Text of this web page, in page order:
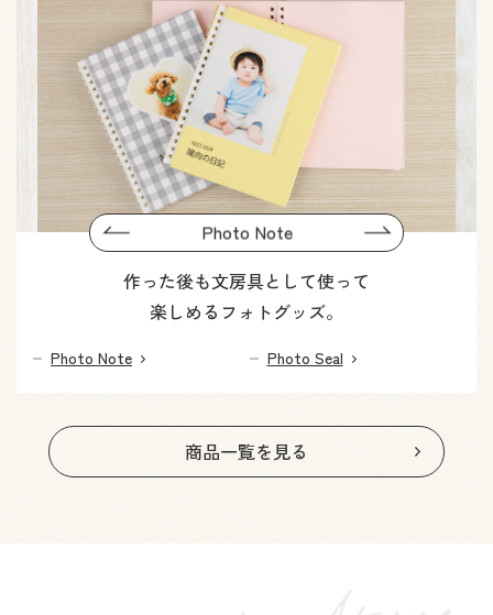
Photo Note
Next
作った後も文房具として使って
楽しめるフォトグッズ。
Photo Note Photo Seal
商品一覧を見る